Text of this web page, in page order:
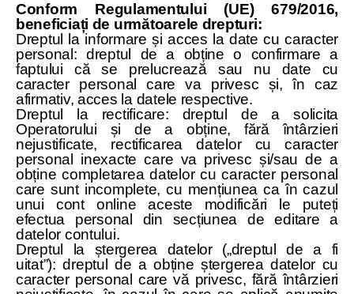
Conform Regulamentului (UE) 679/2016,
beneficiați de următoarele drepturi:
Dreptul la informare și acces la date cu caracter
personal: dreptul de a obține o confirmare a
faptului că se prelucrează sau nu date cu
caracter personal care va privesc și, în caz
afirmativ, acces la datele respective.
Dreptul la rectificare: dreptul de a solicita
Operatorului și de a obține, fără întârzieri
nejustificate, rectificarea datelor cu caracter
personal inexacte care va privesc și/sau de a
obține completarea datelor cu caracter personal
care sunt incomplete, cu mențiunea ca în cazul
unui cont online aceste modificări le puteți
efectua personal din secțiunea de editare a
datelor contului.
Dreptul la ștergerea datelor („dreptul de a fi
uitat”): dreptul de a obține ștergerea datelor cu
caracter personal care vă privesc, fără întârzieri